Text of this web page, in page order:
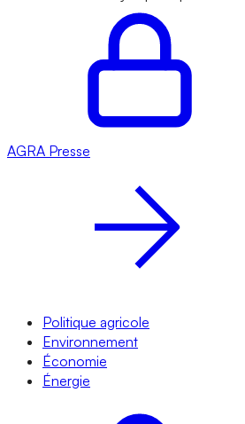
AGRA Presse
Politique agricole
Environnement
Économie
Énergie